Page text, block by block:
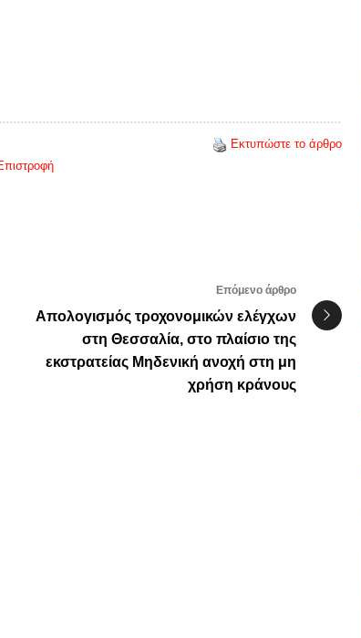
Εκτυπώστε το άρθρο
Επόμενο άρθρο
Απολογισμός τροχονομικών ελέγχων
στη Θεσσαλία, στο πλαίσιο της
εκστρατείας Μηδενική ανοχή στη μη
χρήση κράνους